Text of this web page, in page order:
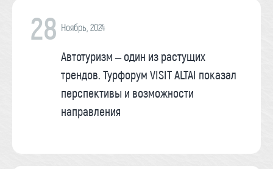
28 Ноябрь, 2024
Автотуризм – один из растущих
трендов. Турфорум VISIT ALTAI показал
перспективы и возможности
направления